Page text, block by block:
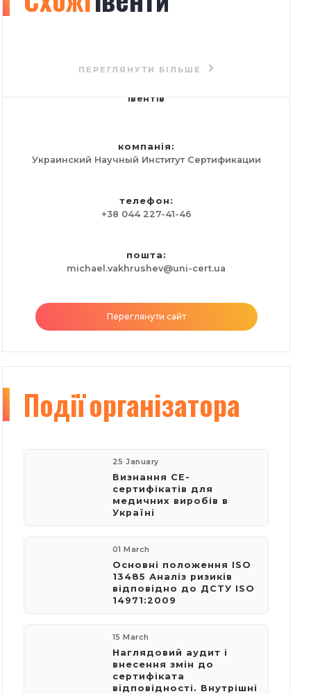
91
івентів
компанія:
Украинский Научный Институт Сертификации
телефон:
+38 044 227-41-46
пошта:
michael.vakhrushev@uni-cert.ua
Переглянути сайт
Подіїорганізатора
25 January
Визнання СЕ-
сертифікатів для
медичних виробів в
Україні
01 March
Основні положення ISO
13485 Аналіз ризиків
відповідно до ДСТУ ISO
14971:2009
15 March
Наглядовий аудит і
внесення змін до
сертифіката
відповідності. Внутрішні
ПЕРЕГЛЯНУТИ БІЛЬШЕ